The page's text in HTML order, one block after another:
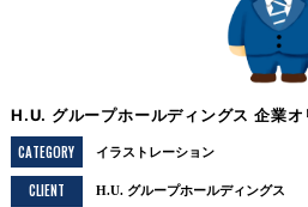
H.U. グループホールディングス 企業
CATEGORY
イラストレーション
CLIENT H.U. グループホールディングス